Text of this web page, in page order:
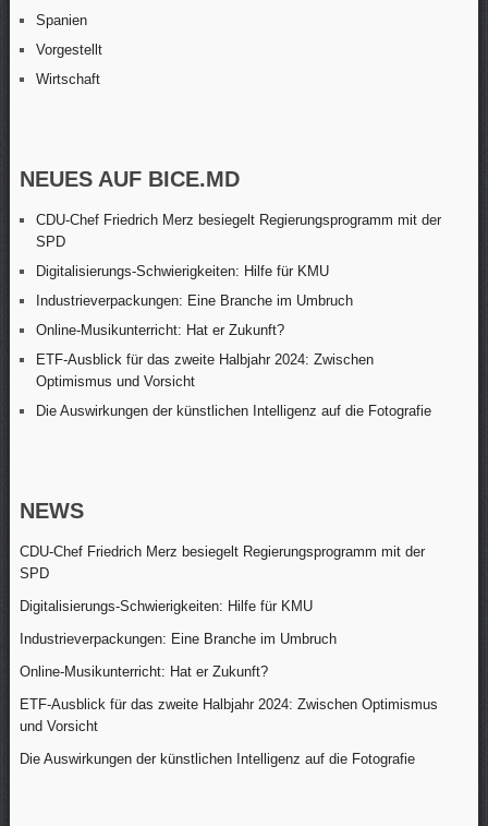
Spanien
Vorgestellt
Wirtschaft
NEUES AUF BICE.MD
CDU-Chef Friedrich Merz besiegelt Regierungsprogramm mit der
SPD
Digitalisierungs-Schwierigkeiten: Hilfe für KMU
Industrieverpackungen: Eine Branche im Umbruch
Online-Musikunterricht: Hat er Zukunft?
ETF-Ausblick für das zweite Halbjahr 2024: Zwischen
Optimismus und Vorsicht
Die Auswirkungen der künstlichen Intelligenz auf die Fotografie
NEWS
CDU-Chef Friedrich Merz besiegelt Regierungsprogramm mit der
SPD
Digitalisierungs-Schwierigkeiten: Hilfe für KMU
Industrieverpackungen: Eine Branche im Umbruch
Online-Musikunterricht: Hat er Zukunft?
ETF-Ausblick für das zweite Halbjahr 2024: Zwischen Optimismus
und Vorsicht
Die Auswirkungen der künstlichen Intelligenz auf die Fotografie